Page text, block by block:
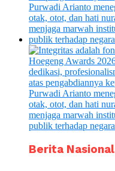
Berita Nasional